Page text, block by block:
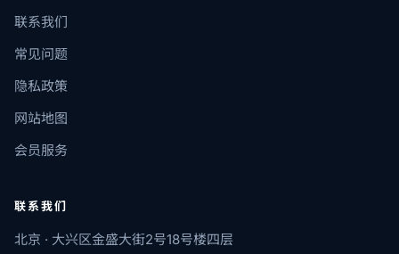
联系我们
常见问题
隐私政策
网站地图
会员服务
联系我们
北京 · 大兴区金盛大街2号18号楼四层